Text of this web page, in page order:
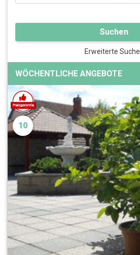
Suchen
Erweiterte Suche
WÖCHENTLICHE ANGEBOTE
10